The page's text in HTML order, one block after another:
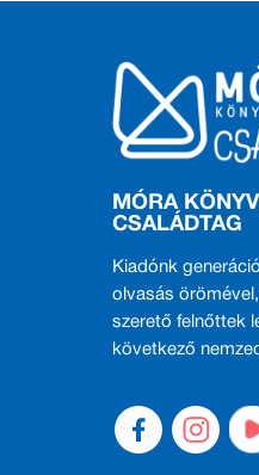
MÓRA
CSALÁDTAG
Kiadónk
olvasás
szerető felnőttek
következő